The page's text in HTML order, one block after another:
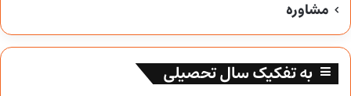
مشاوره
به تفکیک سال تحصیلی